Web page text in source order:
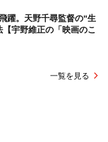
躍。天野千尋監督の“生
宇野維正の「映画のこ
一覧を見る